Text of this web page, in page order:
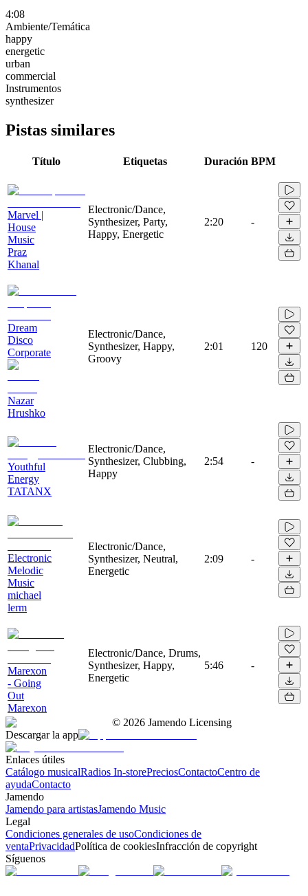
4:08
Ambiente/Temática
happy
energetic
urban
commercial
Instrumentos
synthesizer
Pistas similares
Título Etiquetas Duración BPM
Marvel |
House
Music
Praz
Khanal
Electronic/Dance,
Synthesizer, Party,
Happy, Energetic
2:20 -
Dream
Disco
Corporate
Nazar
Hrushko
Electronic/Dance,
Synthesizer, Happy,
Groovy
2:01 120
Youthful
Energy
TATANX
Electronic/Dance,
Synthesizer, Clubbing,
Happy
2:54 -
Electronic
Melodic
Music
michael
lerm
Electronic/Dance,
Synthesizer, Neutral,
Energetic
2:09 -
Marexon
- Going
Out
Marexon
Electronic/Dance, Drums,
Synthesizer, Happy,
Energetic
5:46 -
© 2026 Jamendo Licensing
Descargar la app
Enlaces útiles
Catálogo musicalRadios In-storePreciosContactoCentro de
ayudaContacto
Jamendo
Jamendo para artistasJamendo Music
Legal
Condiciones generales de usoCondiciones de
ventaPrivacidadPolítica de cookiesInfracción de copyright
Síguenos